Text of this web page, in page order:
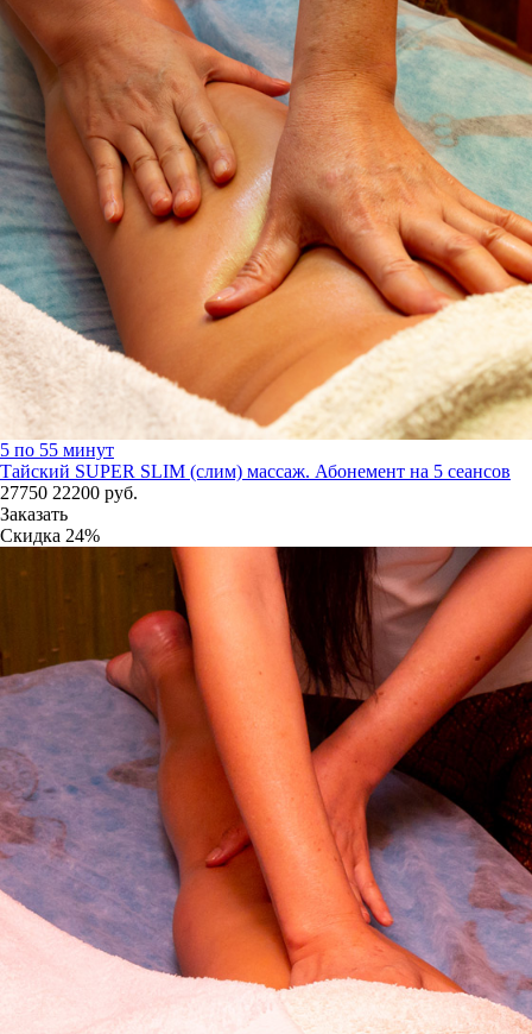
5 по 55 минут
Тайский SUPER SLIM (слим) массаж. Абонемент на 5 сеансов
27750 22200 руб.
Заказать
Скидка 24%